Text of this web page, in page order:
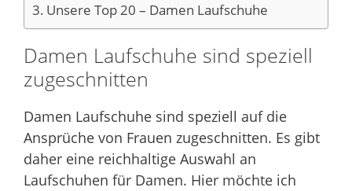
Unsere Top 20 – Damen Laufschuhe
Damen Laufschuhe sind speziell
zugeschnitten
Damen Laufschuhe sind speziell auf die
Ansprüche von Frauen zugeschnitten. Es gibt
daher eine reichhaltige Auswahl an
Laufschuhen für Damen. Hier möchte ich